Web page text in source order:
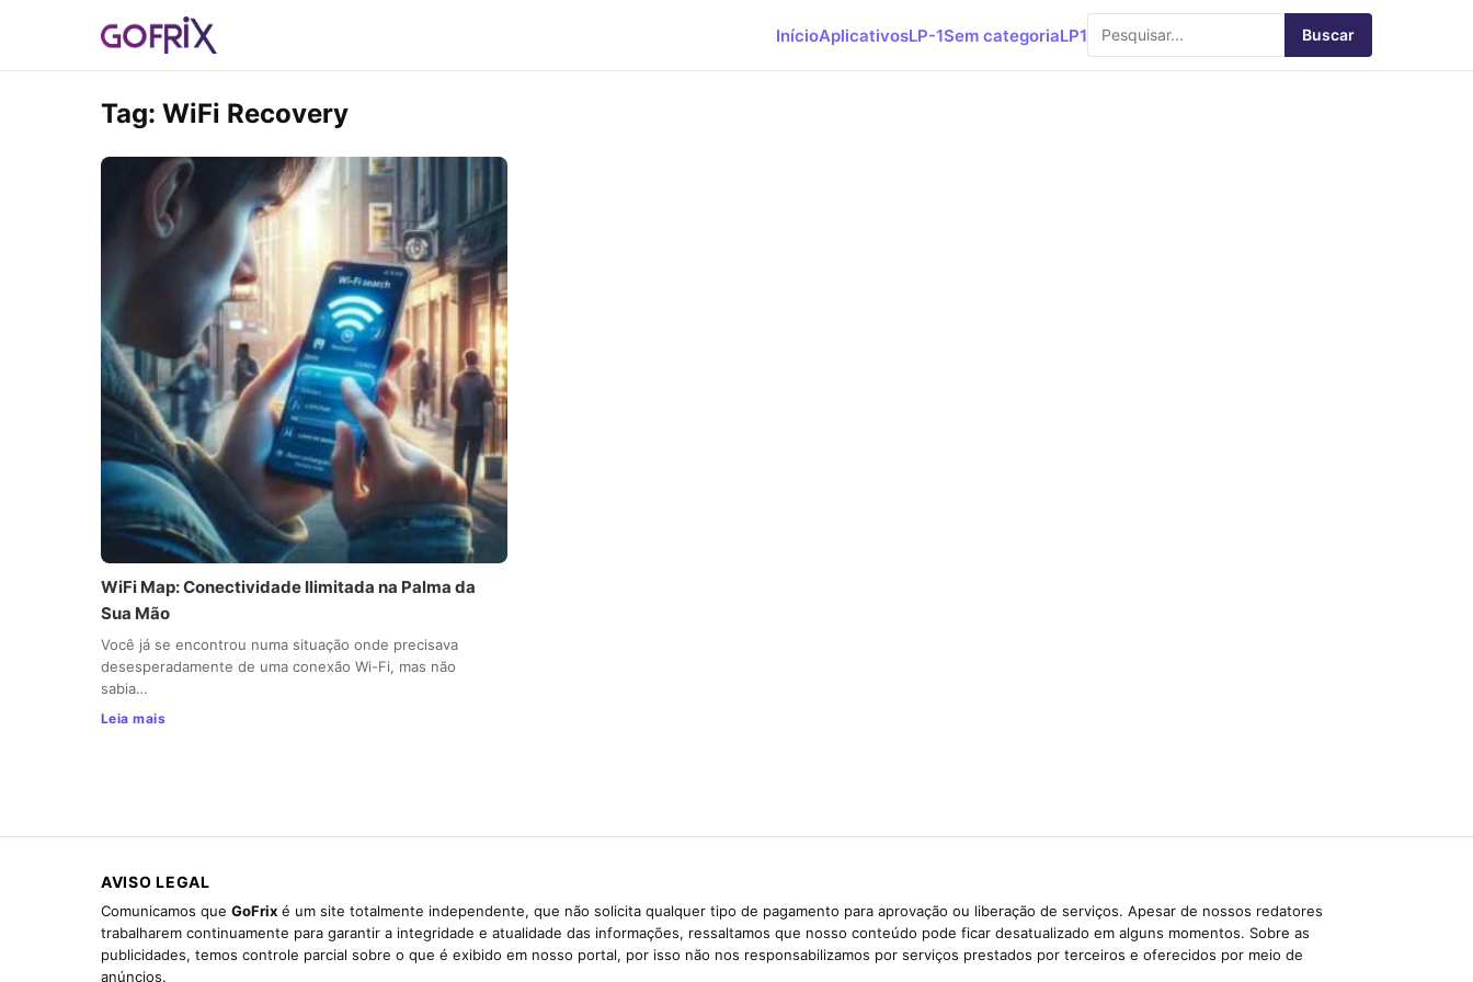
InícioAplicativosLP-1Sem categoriaLP1 Buscar
Tag: WiFi Recovery
WiFi Map: Conectividade Ilimitada na Palma da
Sua Mão
Você já se encontrou numa situação onde precisava
desesperadamente de uma conexão Wi-Fi, mas não
sabia…
Leia mais
AVISO LEGAL
Comunicamos que GoFrix é um site totalmente independente, que não solicita qualquer tipo de pagamento para aprovação ou liberação de serviços. Apesar de nossos redatores
trabalharem continuamente para garantir a integridade e atualidade das informações, ressaltamos que nosso conteúdo pode ficar desatualizado em alguns momentos. Sobre as
publicidades, temos controle parcial sobre o que é exibido em nosso portal, por isso não nos responsabilizamos por serviços prestados por terceiros e oferecidos por meio de
anúncios.